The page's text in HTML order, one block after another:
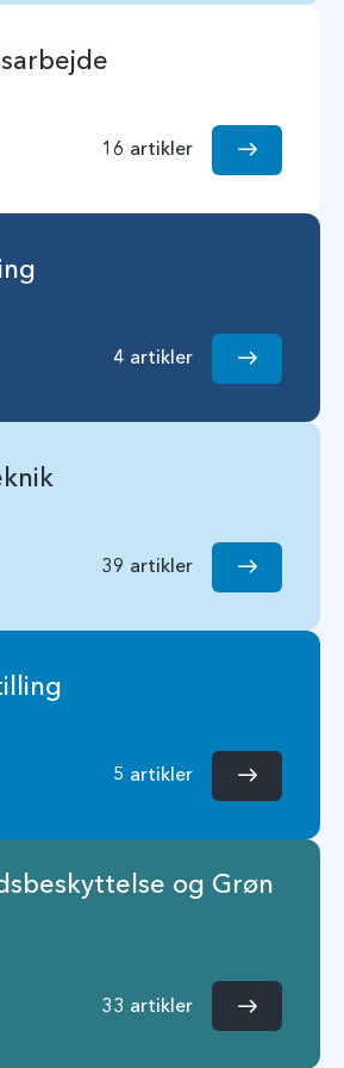
16 artikler
4 artikler
39 artikler
5 artikler
og Grøn
33 artikler